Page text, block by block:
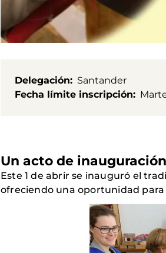
Delegación
Santander
Fecha límite inscripción
Un acto de
Este 1 de abrir se inauguró el
ofreciendo una oportunidad para